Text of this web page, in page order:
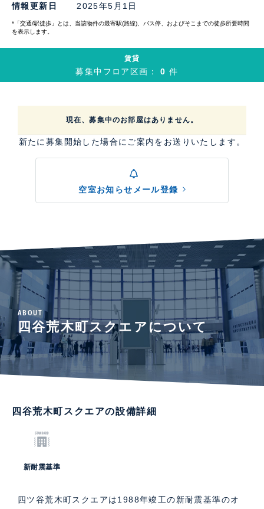
情報更新日 2025年5月1日
*「交通/駅徒歩」とは、当該物件の最寄駅(路線)、バス停、およびそこまでの徒歩所要時間
を表示します。
賃貸
募集中フロア区画：0件
現在、募集中のお部屋はありません。
新たに募集開始した場合にご案内をお送りいたします。
空室お知らせメール登録
ABOUT
四谷荒木町スクエアについて
四谷荒木町スクエアの設備詳細
新耐震基準
四ツ谷荒木町スクエアは1988年竣工の新耐震基準のオ